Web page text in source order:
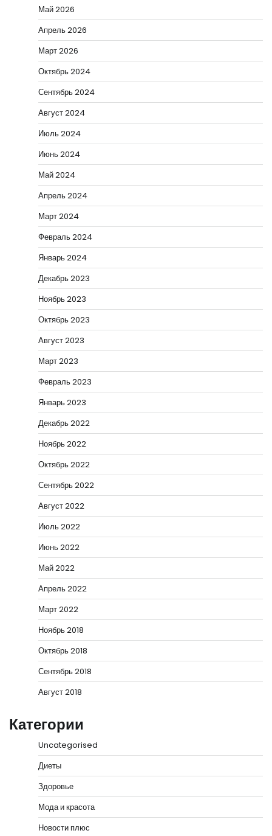
Май 2026
Апрель 2026
Март 2026
Октябрь 2024
Сентябрь 2024
Август 2024
Июль 2024
Июнь 2024
Май 2024
Апрель 2024
Март 2024
Февраль 2024
Январь 2024
Декабрь 2023
Ноябрь 2023
Октябрь 2023
Август 2023
Март 2023
Февраль 2023
Январь 2023
Декабрь 2022
Ноябрь 2022
Октябрь 2022
Сентябрь 2022
Август 2022
Июль 2022
Июнь 2022
Май 2022
Апрель 2022
Март 2022
Ноябрь 2018
Октябрь 2018
Сентябрь 2018
Август 2018
Категории
Uncategorised
Диеты
Здоровье
Мода и красота
Новости плюс